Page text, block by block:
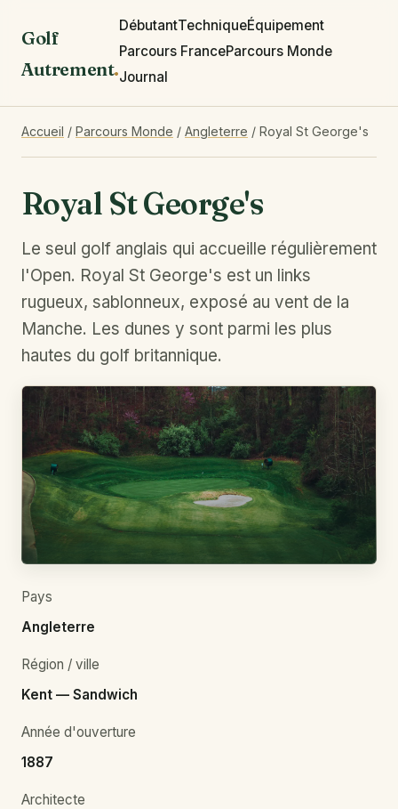
Golf
Autrement.
DébutantTechniqueÉquipement
Parcours FranceParcours Monde
Journal
Accueil / Parcours Monde / Angleterre / Royal St George's
Royal St George's
Le seul golf anglais qui accueille régulièrement
l'Open. Royal St George's est un links
rugueux, sablonneux, exposé au vent de la
Manche. Les dunes y sont parmi les plus
hautes du golf britannique.
Pays
Angleterre
Région / ville
Kent — Sandwich
Année d'ouverture
1887
Architecte